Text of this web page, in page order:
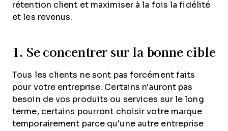
rétention client et maximiser à la fois la fidélité
et les revenus.
1. Se concentrer sur la bonne cible
Tous les clients ne sont pas forcément faits
pour votre entreprise. Certains n'auront pas
besoin de vos produits ou services sur le long
terme, certains pourront choisir votre marque
temporairement parce qu'une autre entreprise